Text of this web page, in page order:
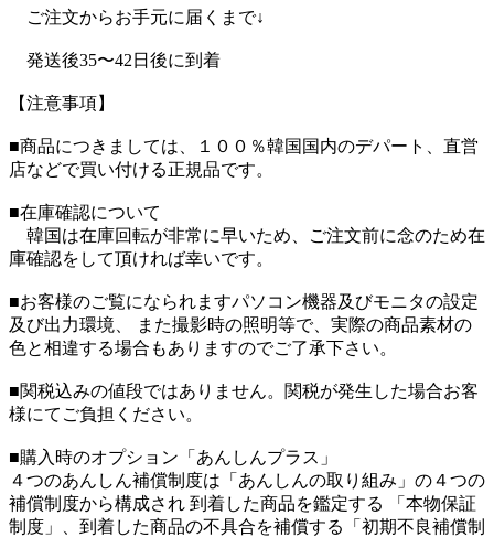
ご注文からお手元に届くまで↓
発送後35〜42日後に到着
【注意事項】
■商品につきましては、１００％韓国国内のデパート、直営
店などで買い付ける正規品です。
■在庫確認について
韓国は在庫回転が非常に早いため、ご注文前に念のため在
庫確認をして頂ければ幸いです。
■お客様のご覧になられますパソコン機器及びモニタの設定
及び出力環境、 また撮影時の照明等で、実際の商品素材の
色と相違する場合もありますのでご了承下さい。
■関税込みの値段ではありません。関税が発生した場合お客
様にてご負担ください。
■購入時のオプション「あんしんプラス」
４つのあんしん補償制度は「あんしんの取り組み」の４つの
補償制度から構成され 到着した商品を鑑定する 「本物保証
制度」、到着した商品の不具合を補償する「初期不良補償制